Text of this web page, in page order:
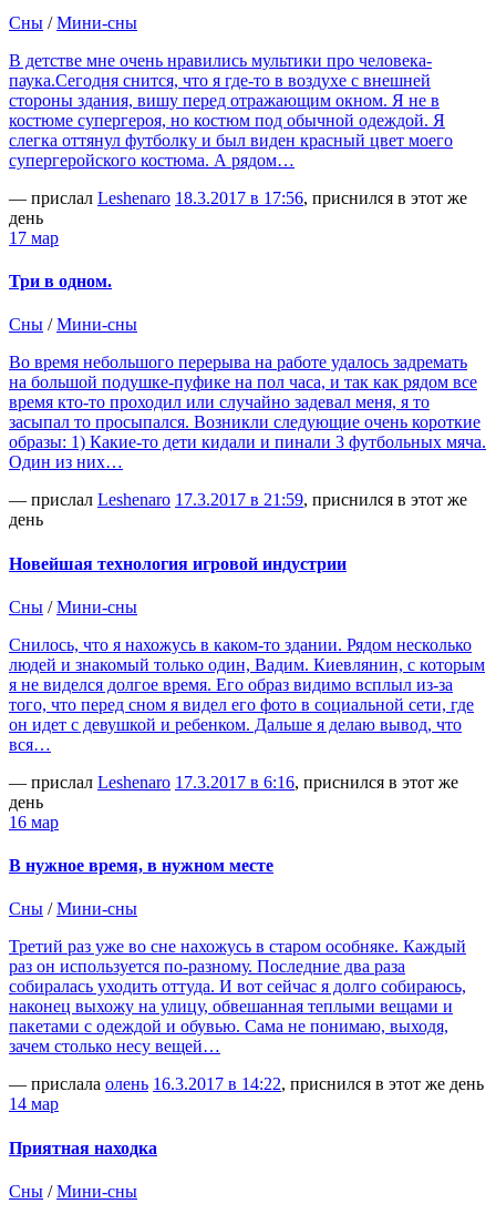
Сны /Мини-сны
В детстве мне очень нравились мультики про человека-
паука.Сегодня снится, что я где-то в воздухе с внешней
стороны здания, вишу перед отражающим окном. Я не в
костюме супергероя, но костюм под обычной одеждой. Я
слегка оттянул футболку и был виден красный цвет моего
супергеройского костюма. А рядом…
— прислал Leshenaro 18.3.2017 в 17:56, приснился в этот же
день
17 мар
Три в одном.
Сны /Мини-сны
Во время небольшого перерыва на работе удалось задремать
на большой подушке-пуфике на пол часа, и так как рядом все
время кто-то проходил или случайно задевал меня, я то
засыпал то просыпался. Возникли следующие очень короткие
образы: 1) Какие-то дети кидали и пинали 3 футбольных мяча.
Один из них…
— прислал Leshenaro 17.3.2017 в 21:59, приснился в этот же
день
Новейшая технология игровой индустрии
Сны /Мини-сны
Снилось, что я нахожусь в каком-то здании. Рядом несколько
людей и знакомый только один, Вадим. Киевлянин, с которым
я не виделся долгое время. Его образ видимо всплыл из-за
того, что перед сном я видел его фото в социальной сети, где
он идет с девушкой и ребенком. Дальше я делаю вывод, что
вся…
— прислал Leshenaro 17.3.2017 в 6:16, приснился в этот же
день
16 мар
В нужное время, в нужном месте
Сны /Мини-сны
Третий раз уже во сне нахожусь в старом особняке. Каждый
раз он используется по-разному. Последние два раза
собиралась уходить оттуда. И вот сейчас я долго собираюсь,
наконец выхожу на улицу, обвешанная теплыми вещами и
пакетами с одеждой и обувью. Сама не понимаю, выходя,
зачем столько несу вещей…
— прислала олень 16.3.2017 в 14:22, приснился в этот же день
14 мар
Приятная находка
Сны /Мини-сны